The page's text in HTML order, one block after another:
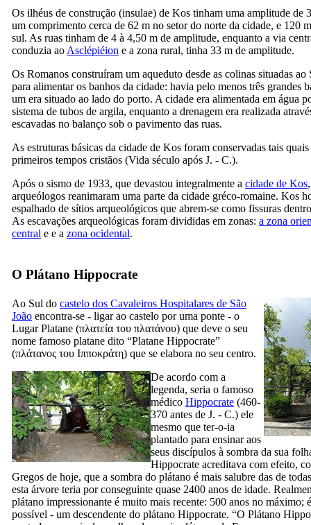
Os ilhéus de construção (insulae) de Kos tinham uma amplitude de
um comprimento cerca de 62 m no setor do norte da cidade, e 120
sul. As ruas tinham de 4 à 4,50 m de amplitude, enquanto a via
conduzia ao Asclépiéion e a zona rural, tinha 33 m de amplitude.
Os Romanos construíram um aqueduto desde as colinas situadas ao
para alimentar os banhos da cidade: havia pelo menos três grandes
um era situado ao lado do porto. A cidade era alimentada em água
sistema de tubos de argila, enquanto a drenagem era realizada
escavadas no balanço sob o pavimento das ruas.
As estruturas básicas da cidade de Kos foram conservadas tais
primeiros tempos cristãos (Vida século após J. - C.).
Após o sismo de 1933, que devastou integralmente a cidade de Kos
arqueólogos reanimaram uma parte da cidade gréco-romaine. Kos
espalhado de sítios arqueológicos que abrem-se como fissuras
As escavações arqueológicas foram divididas em zonas: a zona
central e e a zona ocidental.
O Plátano Hippocrate
Ao Sul do castelo dos Cavaleiros Hospitalares de São
João encontra-se - ligar ao castelo por uma ponte - o
Lugar Platane (πλατεία του πλατάνου) que deve o seu
nome famoso platane dito “Platane Hippocrate”
(πλάτανος του Ιπποκράτη) que se elabora no seu centro.
De acordo com a
legenda, seria o famoso
médico Hippocrate (460-
370 antes de J. - C.) ele
mesmo que ter-o-ia
plantado para ensinar aos
seus discípulos à sombra da sua
Hippocrate acreditava com efeito,
Gregos de hoje, que a sombra do plátano é mais salubre das de
esta árvore teria por conseguinte quase 2400 anos de idade.
plátano impressionante é muito mais recente: 500 anos no máximo;
possível - um descendente do plátano Hippocrate. “O Plátano